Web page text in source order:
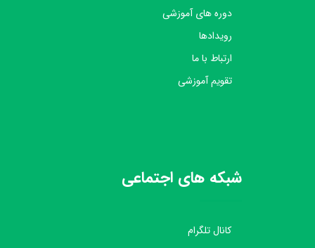
دوره های آموزشی
رویدادها
ارتباط با ما
تقویم آموزشی
شبکه های اجتماعی
کانال تلگرام